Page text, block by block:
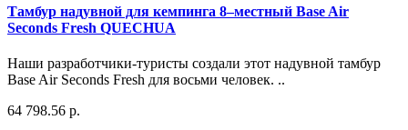
Тамбур надувной для кемпинга 8–местный Base Air
Seconds Fresh QUECHUA
Наши разработчики-туристы создали этот надувной тамбур
Base Air Seconds Fresh для восьми человек. ..
64 798.56 р.